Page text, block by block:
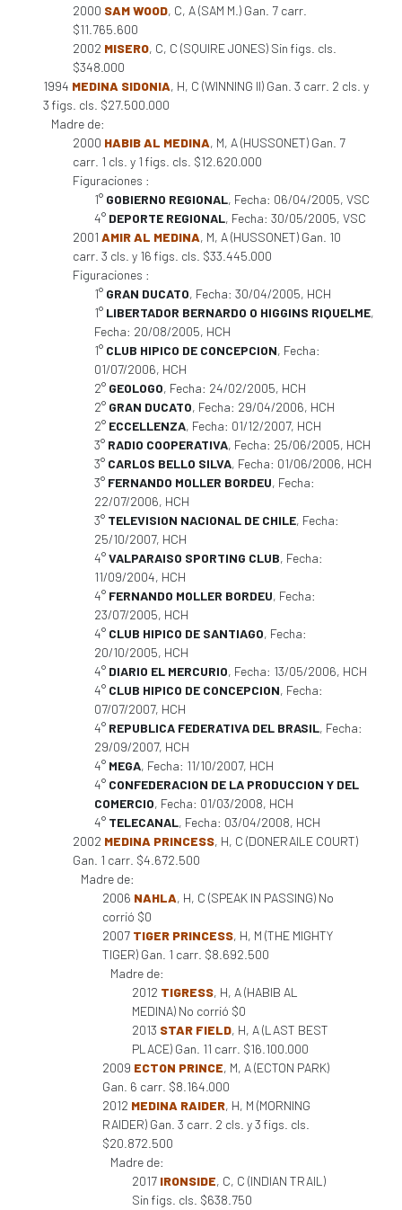
2000 SAM WOOD, C, A (SAM M.) Gan. 7 carr.
$11.765.600
2002 MISERO, C, C (SQUIRE JONES) Sin figs. cls.
$348.000
1994 MEDINA SIDONIA, H, C (WINNING II) Gan. 3 carr. 2 cls. y
3 figs. cls. $27.500.000
Madre de:
2000 HABIB AL MEDINA, M, A (HUSSONET) Gan. 7
carr. 1 cls. y 1 figs. cls. $12.620.000
Figuraciones :
1° GOBIERNO REGIONAL, Fecha: 06/04/2005, VSC
4° DEPORTE REGIONAL, Fecha: 30/05/2005, VSC
2001 AMIR AL MEDINA, M, A (HUSSONET) Gan. 10
carr. 3 cls. y 16 figs. cls. $33.445.000
Figuraciones :
1° GRAN DUCATO, Fecha: 30/04/2005, HCH
1° LIBERTADOR BERNARDO O HIGGINS RIQUELME,
Fecha: 20/08/2005, HCH
1° CLUB HIPICO DE CONCEPCION, Fecha:
01/07/2006, HCH
2° GEOLOGO, Fecha: 24/02/2005, HCH
2° GRAN DUCATO, Fecha: 29/04/2006, HCH
2° ECCELLENZA, Fecha: 01/12/2007, HCH
3° RADIO COOPERATIVA, Fecha: 25/06/2005, HCH
3° CARLOS BELLO SILVA, Fecha: 01/06/2006, HCH
3° FERNANDO MOLLER BORDEU, Fecha:
22/07/2006, HCH
3° TELEVISION NACIONAL DE CHILE, Fecha:
25/10/2007, HCH
4°VALPARAISO SPORTING CLUB, Fecha:
11/09/2004, HCH
4° FERNANDO MOLLER BORDEU, Fecha:
23/07/2005, HCH
4° CLUB HIPICO DE SANTIAGO, Fecha:
20/10/2005, HCH
4° DIARIO EL MERCURIO, Fecha: 13/05/2006, HCH
4° CLUB HIPICO DE CONCEPCION, Fecha:
07/07/2007, HCH
4° REPUBLICA FEDERATIVA DEL BRASIL, Fecha:
29/09/2007, HCH
4° MEGA, Fecha: 11/10/2007, HCH
4° CONFEDERACION DE LA PRODUCCION Y DEL
COMERCIO, Fecha: 01/03/2008, HCH
4° TELECANAL, Fecha: 03/04/2008, HCH
2002 MEDINA PRINCESS, H, C (DONERAILE COURT)
Gan. 1 carr. $4.672.500
Madre de:
2006 NAHLA, H, C (SPEAK IN PASSING) No
corrió $0
2007 TIGER PRINCESS, H, M (THE MIGHTY
TIGER) Gan. 1 carr. $8.692.500
Madre de:
2012 TIGRESS, H, A (HABIB AL
MEDINA) No corrió $0
2013 STAR FIELD, H, A (LAST BEST
PLACE) Gan. 11 carr. $16.100.000
2009 ECTON PRINCE, M, A (ECTON PARK)
Gan. 6 carr. $8.164.000
2012 MEDINA RAIDER, H, M (MORNING
RAIDER) Gan. 3 carr. 2 cls. y 3 figs. cls.
$20.872.500
Madre de:
2017 IRONSIDE, C, C (INDIAN TRAIL)
Sin figs. cls. $638.750